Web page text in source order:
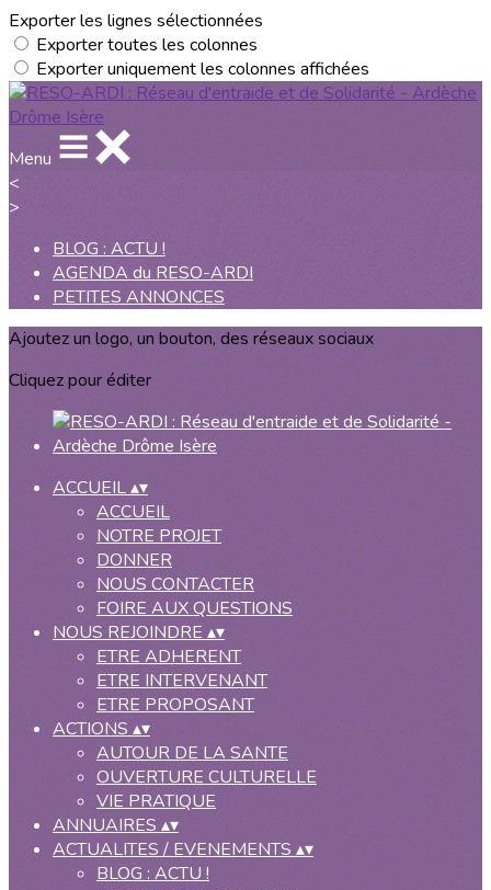
Exporter les lignes sélectionnées
Exporter toutes les colonnes
Exporter uniquement les colonnes affichées
Menu
<
>
BLOG : ACTU !
AGENDA du RESO-ARDI
PETITES ANNONCES
Ajoutez un logo, un bouton, des réseaux sociaux
Cliquez pour éditer
ACCUEIL▴▾
ACCUEIL
NOTRE PROJET
DONNER
NOUS CONTACTER
FOIRE AUX QUESTIONS
NOUS REJOINDRE▴▾
ETRE ADHERENT
ETRE INTERVENANT
ETRE PROPOSANT
ACTIONS▴▾
AUTOUR DE LA SANTE
OUVERTURE CULTURELLE
VIE PRATIQUE
ANNUAIRES▴▾
ACTUALITES / EVENEMENTS▴▾
BLOG : ACTU !